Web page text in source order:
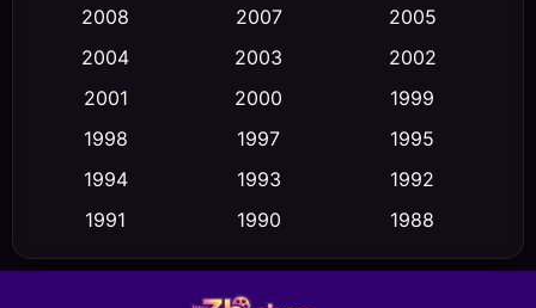
Conspiracy
Crime อาชญากรรม (347)
Culture (23)
Dance เต้น
2008
2007
2005
2004
2003
2002
2001
2000
1999
1998
1997
1995
1994
1993
1992
1991
1990
1988
1986
1985
1983
1981